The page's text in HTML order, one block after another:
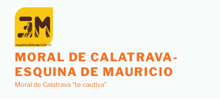
MORAL DE CALATRAVA-
ESQUINA DE MAURICIO
Moral de Calatrava "te cautiva"